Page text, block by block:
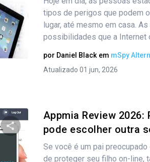
Compartilhe este artigo
Twitter
tipos de perigos que podem
lugar, até mesmo em casa.
possibilidades que a Internet
por Daniel Black em mSpy
Atualizado 01 jun, 2026
Compartilhe este artigo
Appmia Review 2026:
pode escolher outra
Se você é um pai
de proteger seu filho on-line,